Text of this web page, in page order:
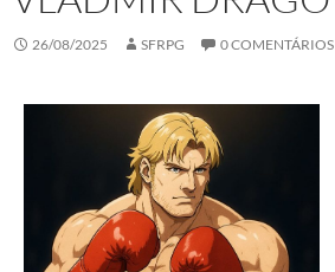
26/08/2025 SFRPG 0 COMENTÁRIOS